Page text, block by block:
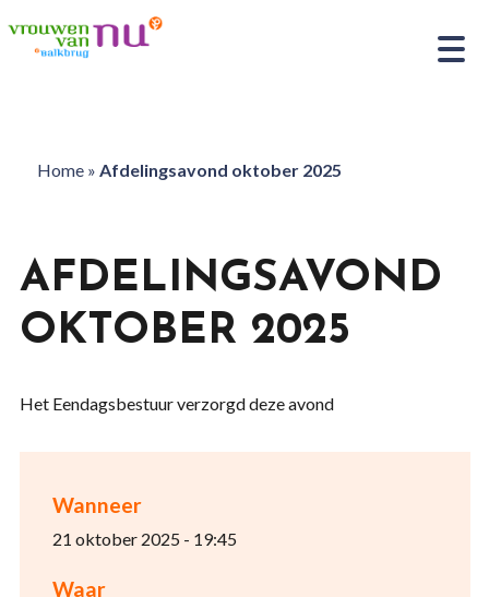
Home» Afdelingsavond oktober 2025
Wanneer
21 oktober 2025 - 19:45
Waar
AFDELINGSAVOND
OKTOBER 2025
Het Eendagsbestuur verzorgd deze avond